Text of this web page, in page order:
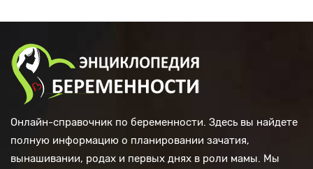
Онлайн-справочник по беременности. Здесь вы найдете
полную информацию о планировании зачатия,
вынашивании, родах и первых днях в роли мамы. Мы